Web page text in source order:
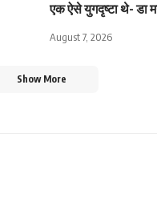
एक ऐसे युगदृष्टा थे- डा
August 7, 2026
Show More